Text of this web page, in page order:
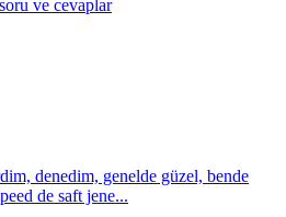
ve cevaplar
denedim, genelde güzel, bende
de saft jene...